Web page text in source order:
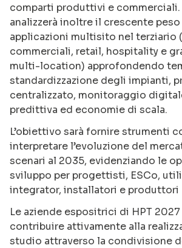
comparti produttivi e
analizzerà inoltre il crescente
applicazioni multisito nel terziario
commerciali, retail, hospitality e
multi-location) approfondendo
standardizzazione degli impianti,
centralizzato, monitoraggio
predittiva ed economie di scala.
L’obiettivo sarà fornire strumenti
interpretare l’evoluzione del
scenari al 2035, evidenziando le
sviluppo per progettisti, ESCo,
integrator, installatori e produttori
Le aziende espositrici di HPT
contribuire attivamente alla
studio attraverso la condivisione